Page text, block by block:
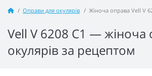
Оправи для окулярів Жіноча оправа Vell V
Vell V 6208 C1 — жіноча
окулярів за рецептом